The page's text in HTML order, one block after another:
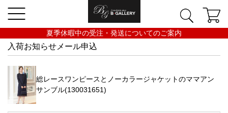
夏季休暇中の受注・発送についてのご案内
入荷お知らせメール申込
総レースワンピースとノーカラージャケットのママアン
サンブル(130031651)